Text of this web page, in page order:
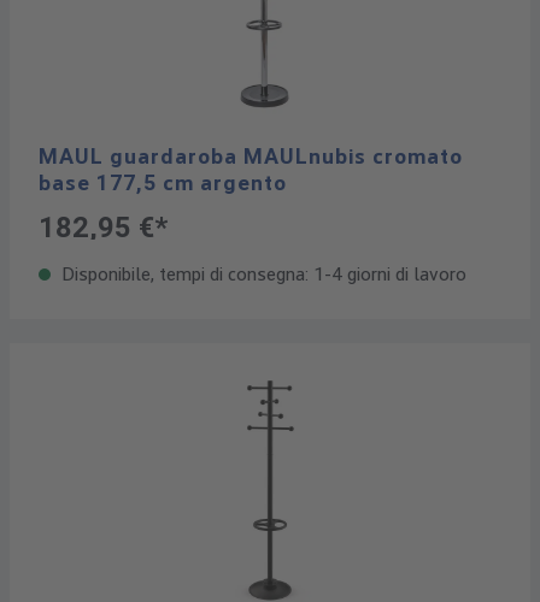
MAUL guardaroba MAULnubis cromato
base 177,5 cm argento
182,95 €*
Disponibile, tempi di consegna: 1-4 giorni di lavoro